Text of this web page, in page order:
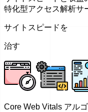
特化型アクセス解析サ
サイトスピードを
治す
Core Web Vitals アル